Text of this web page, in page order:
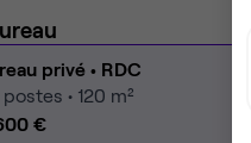
privé • RDC
postes • 120 m²
€